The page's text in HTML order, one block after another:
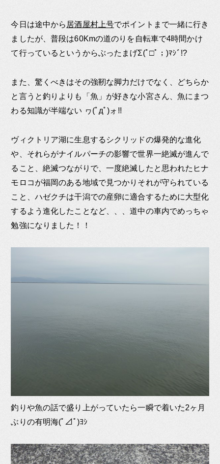
今日は途中から 居酒屋村上号でポイントまで一緒に行き
ましたが、普段は60Kmの道のりを自転車で4時間かけ
て行っているというからぶったまげΣ(ﾟ□ﾟ；)ﾏｼﾞ!?
また、驚くべきはその強靭な脚力だけでなく、どちらか
と言うと釣りよりも「魚」が好きな小宮さん、魚にまつ
わる知識が半端ない ヮ(ﾟдﾟ)ォ!!
ヴィクトリア湖に生息するシクリッドの爆発的な進化
や、それらがナイルパーチの影響で世界一絶滅が進んで
ること、絶滅つながりで、一度絶滅したと思われたヒナ
モロコが福岡のある地域で見つかりそれが守られている
こと、ハゼクチは干潟での産卵に適合するために大型化
するよう進化したことなど、、、道中の車内でめっちゃ
勉強になりました！！
釣りや魚の話で盛り上がっていたら一瞬で着いた2ヶ月
ぶりの有明海(ﾟ⊿ﾟ)ﾖｼ